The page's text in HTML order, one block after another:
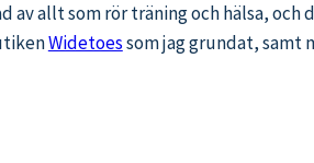
allt som rör träning och hälsa, och
Widetoessom jag grundat, samt